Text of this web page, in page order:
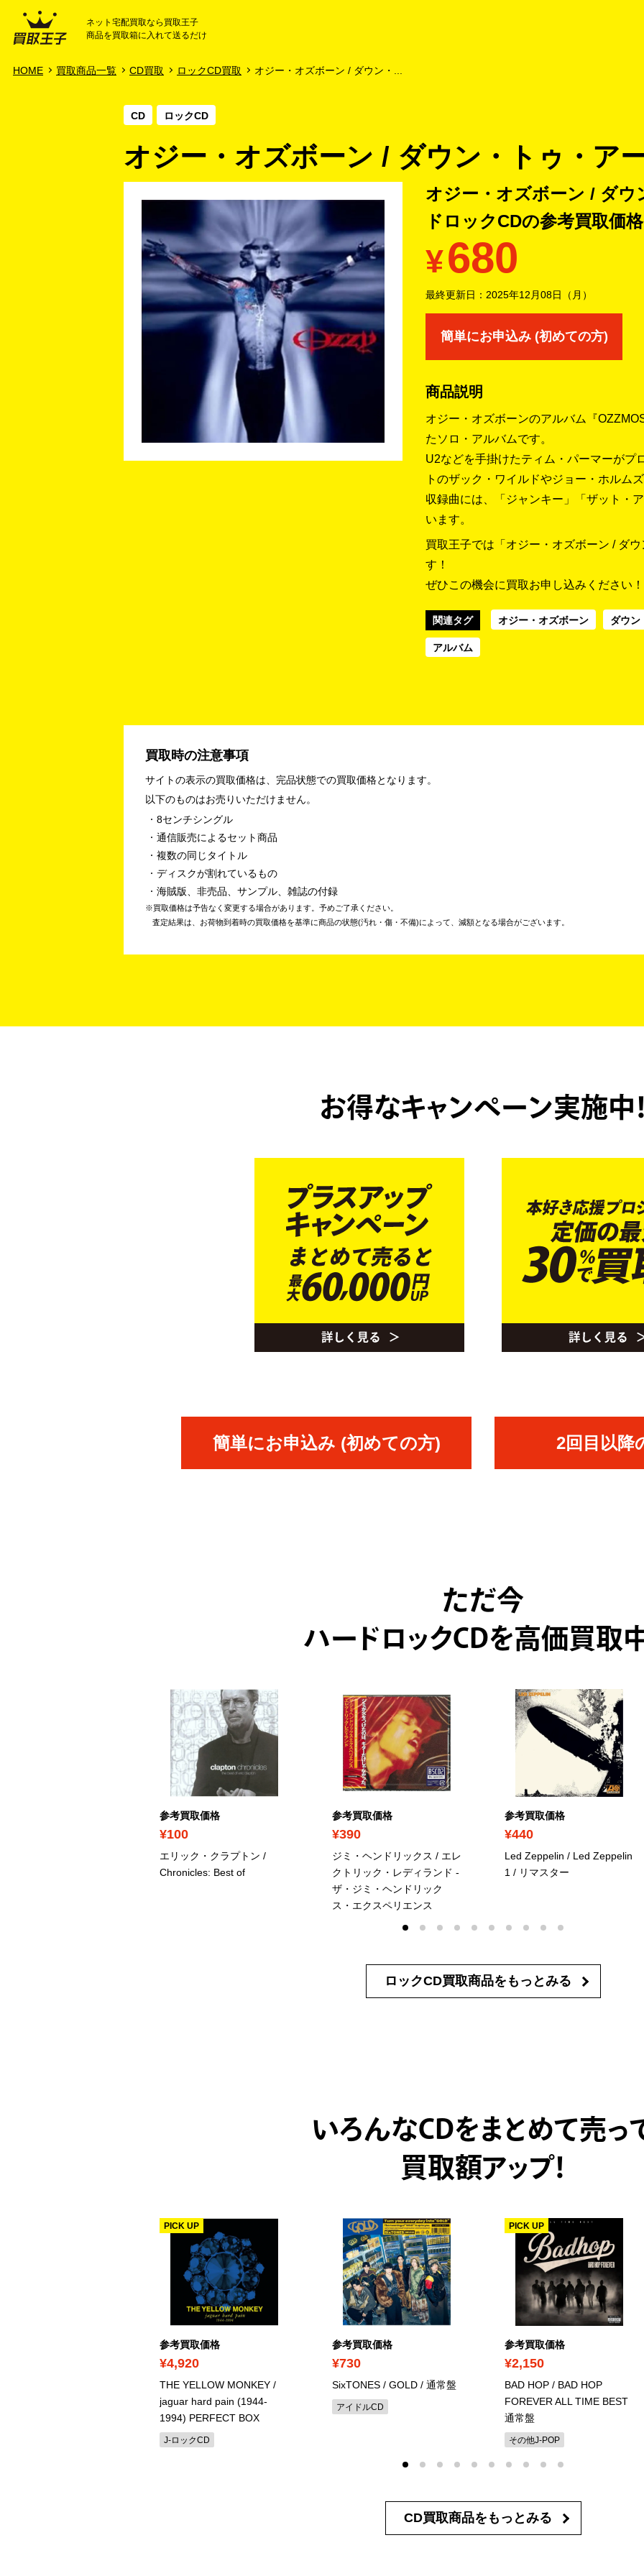
HOME
ネット宅配買取なら買取王子
商品を買取箱に入れて送るだけ
HOME 買取商品一覧 CD買取 ロックCD買取 オジー・オズボーン / ダウン・...
CD ロックCD
オジー・オズボーン / ダウン・トゥ・ア
オジー・オズボーン / ダウ
ドロックCDの参考買取価格
¥680
最終更新日： 2025年12月08日（月）
簡単にお申込み (初めての方)
商品説明
オジー・オズボーンのアルバム『
たソロ・アルバムです。
U2などを手掛けたティム・パーマーがプ
トのザック・ワイルドやジョー・ホルム
収録曲には、「ジャンキー」「ザット・
います。
買取王子では「オジー・オズボーン / ダ
す！
ぜひこの機会に買取お申し込みください！
関連タグ オジー・オズボーン ダウン
アルバム
買取時の注意事項
サイトの表示の買取価格は、完品状態での買取価格となります。
以下のものはお売りいただけません。
8センチシングル
通信販売によるセット商品
複数の同じタイトル
ディスクが割れているもの
海賊版、非売品、サンプル、雑誌の付録
買取価格は予告なく変更する場合があります。予めご了承ください。
査定結果は、お荷物到着時の買取価格を基準に商品の状態(汚れ・傷・不備)によって、減額となる場合がございます。
お得なキャンペーン実施中
簡単にお申込み (初めての方) 2回目以降
ただ今
ハードロックCDを高価買取中
参考買取価格
¥100
エリック・クラプトン /
Chronicles: Best of
参考買取価格
¥390
ジミ・ヘンドリックス / エレ
クトリック・レディランド -
ザ・ジミ・ヘンドリック
ス・エクスペリエンス
参考買取価格
¥440
Led Zeppelin / Led Zeppelin
1 / リマスター
ロックCD買取商品を もっとみる
いろんなCDをまとめて売っ
買取額アップ！
参考買取価格
¥4,920
PICK UP
THE YELLOW MONKEY /
jaguar hard pain (1944-
1994) PERFECT BOX
J-ロックCD
参考買取価格
¥730
SixTONES / GOLD / 通常盤
アイドルCD
参考買取価格
¥2,150
PICK UP
BAD HOP / BAD HOP
FOREVER ALL TIME BEST
通常盤
その他J-POP
CD買取商品を もっとみる